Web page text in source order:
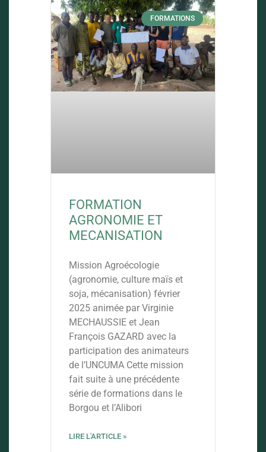
FORMATIONS
FORMATION
AGRONOMIE ET
MECANISATION
Mission Agroécologie
(agronomie, culture maïs et
soja, mécanisation) février
2025 animée par Virginie
MECHAUSSIE et Jean
François GAZARD avec la
participation des animateurs
de l’UNCUMA Cette mission
fait suite à une précédente
série de formations dans le
Borgou et l’Alibori
LIRE L'ARTICLE »